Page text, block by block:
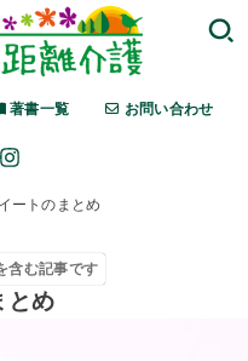
著書一覧 お問い合わせ
ートのまとめ
含む記事です
とめ